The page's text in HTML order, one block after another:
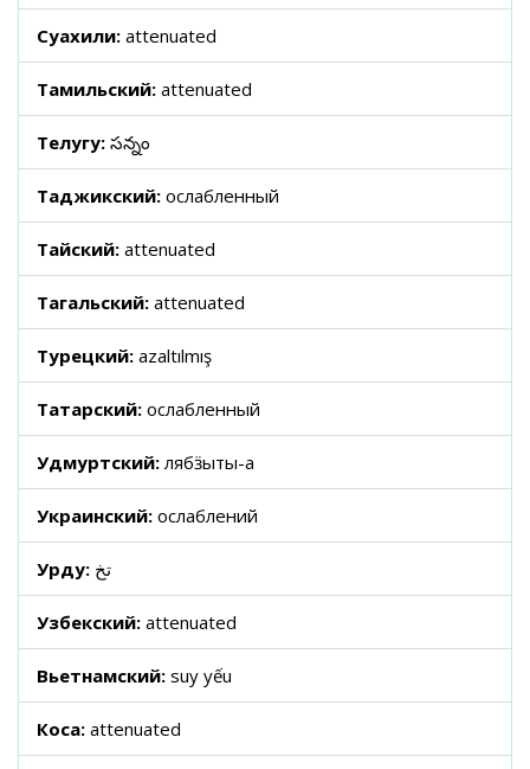
Суахили: attenuated
Тамильский: attenuated
Телугу: సన్నం
Таджикский: ослабленный
Тайский: attenuated
Тагальский: attenuated
Турецкий: azaltılmış
Татарский: ослабленный
Удмуртский:лябӟыты-а
Украинский: ослаблений
Урду: تخ
Узбекский: attenuated
Вьетнамский: suy yếu
Коса: attenuated